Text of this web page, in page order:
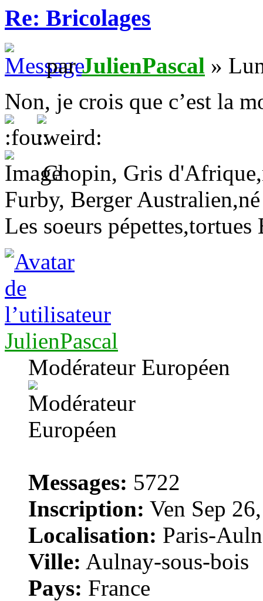
Re: Bricolages
parJulienPascal »
Non, je crois que c’est la
Chopin, Gris
Furby, Berger
Les soeurs
JulienPascal
Modérateur Européen
Messages: 5722
Inscription: Ven Sep
Localisation: Paris-
Ville: Aulnay-sous-bois
Pays: France